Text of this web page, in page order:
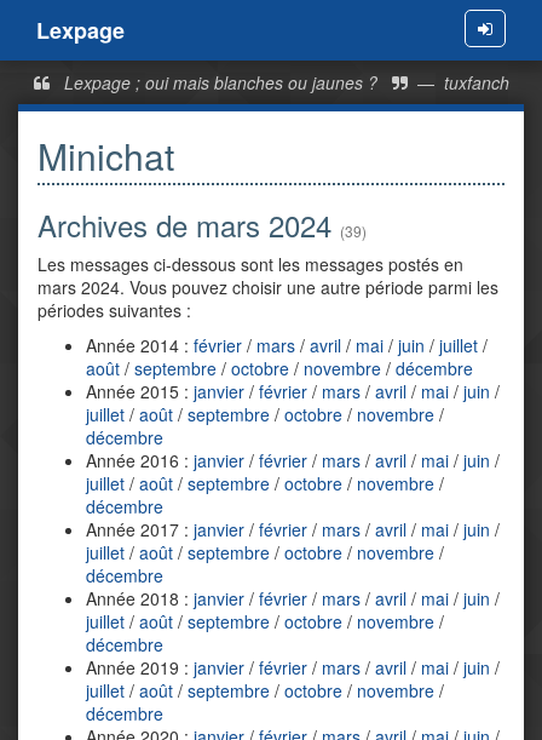
Menu
Lexpage
Lexpage ; oui mais blanches ou jaunes ? — tuxfanch
Minichat
Archives de mars 2024 (39)
Les messages ci-dessous sont les messages postés en
mars 2024. Vous pouvez choisir une autre période parmi les
périodes suivantes :
Année 2014 : février / mars / avril / mai / juin / juillet /
août / septembre / octobre / novembre / décembre
Année 2015 : janvier / février / mars / avril / mai / juin /
juillet / août / septembre / octobre / novembre /
décembre
Année 2016 : janvier / février / mars / avril / mai / juin /
juillet / août / septembre / octobre / novembre /
décembre
Année 2017 : janvier / février / mars / avril / mai / juin /
juillet / août / septembre / octobre / novembre /
décembre
Année 2018 : janvier / février / mars / avril / mai / juin /
juillet / août / septembre / octobre / novembre /
décembre
Année 2019 : janvier / février / mars / avril / mai / juin /
juillet / août / septembre / octobre / novembre /
décembre